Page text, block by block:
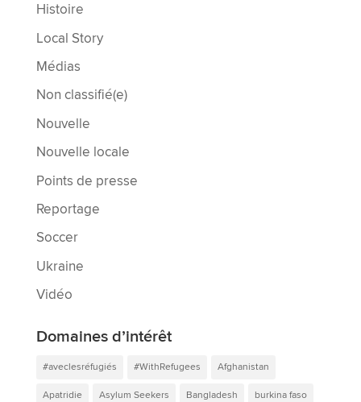
Histoire
Local Story
Médias
Non classifié(e)
Nouvelle
Nouvelle locale
Points de presse
Reportage
Soccer
Ukraine
Vidéo
Domaines d’intérêt
#aveclesréfugiés #WithRefugees Afghanistan
Apatridie Asylum Seekers Bangladesh burkina faso